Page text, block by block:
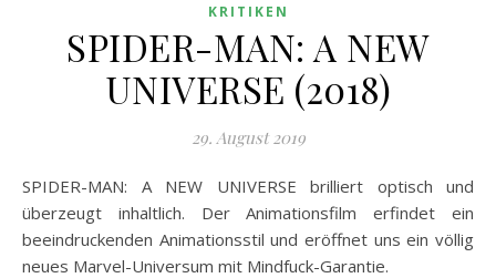
KRITIKEN
SPIDER-MAN: A NEW
UNIVERSE (2018)
29. August 2019
SPIDER-MAN: A NEW UNIVERSE brilliert optisch und
überzeugt inhaltlich. Der Animationsfilm erfindet ein
beeindruckenden Animationsstil und eröffnet uns ein völlig
neues Marvel-Universum mit Mindfuck-Garantie.